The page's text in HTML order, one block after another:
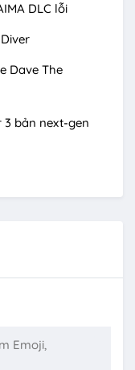
DLC lỗi
Dave The
3 bản next-gen